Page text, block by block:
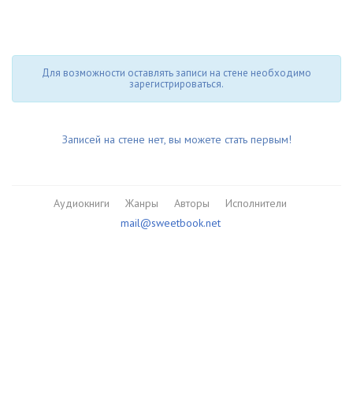
Для возможности оставлять записи на стене необходимо
зарегистрироваться.
Записей на стене нет, вы можете стать первым!
Аудиокниги Жанры Авторы
Исполнители
mail@sweetbook.net